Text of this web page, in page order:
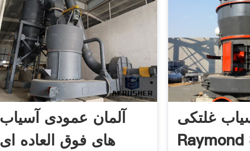
آلمان عمودی آسیاب
های فوق العاده ای
غلتکی